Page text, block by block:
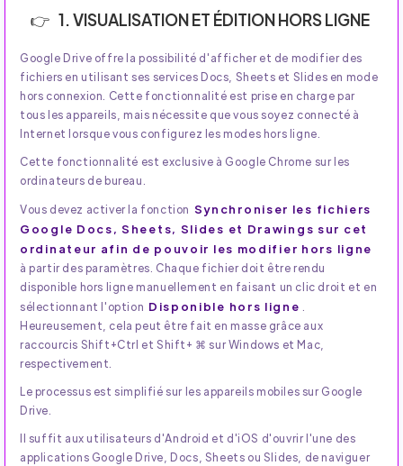
1. VISUALISATION ET ÉDITION HORS LIGNE
Google Drive offre la possibilité d'afficher et de modifier des
fichiers en utilisant ses services Docs, Sheets et Slides en mode
hors connexion. Cette fonctionnalité est prise en charge par
tous les appareils, mais nécessite que vous soyez connecté à
Internet lorsque vous configurez les modes hors ligne.
Cette fonctionnalité est exclusive à Google Chrome sur les
ordinateurs de bureau.
Vous devez activer la fonction Synchroniser les fichiers
Google Docs, Sheets, Slides et Drawings sur cet
ordinateur afin de pouvoir les modifier hors ligne
à partir des paramètres. Chaque fichier doit être rendu
disponible hors ligne manuellement en faisant un clic droit et en
sélectionnant l'option Disponible hors ligne .
Heureusement, cela peut être fait en masse grâce aux
raccourcis Shift+Ctrl et Shift+ ⌘ sur Windows et Mac,
respectivement.
Le processus est simplifié sur les appareils mobiles sur Google
Drive.
Il suffit aux utilisateurs d'Android et d'iOS d'ouvrir l'une des
applications Google Drive, Docs, Sheets ou Slides, de naviguer